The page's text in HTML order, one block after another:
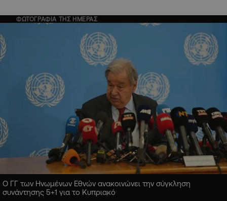
ΦΩΤΟΓΡΑΦΙΑ ΤΗΣ ΗΜΕΡΑΣ
Ο ΓΓ των Ηνωμένων Εθνών ανακοινώνει την σύγκληση
συνάντησης 5+1 για το Κυπριακό